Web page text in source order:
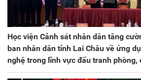
Học viện Cảnh sát nhân dân tăng
ban nhân dân tỉnh Lai Châu về ứng
nghệ trong lĩnh vực đấu tranh phòng,